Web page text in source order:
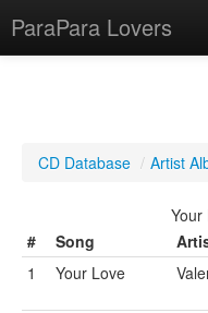
ParaPara Lovers
TechPara Video
CD Database
CD Database / Artist
Your
#
Song
1
Your Love